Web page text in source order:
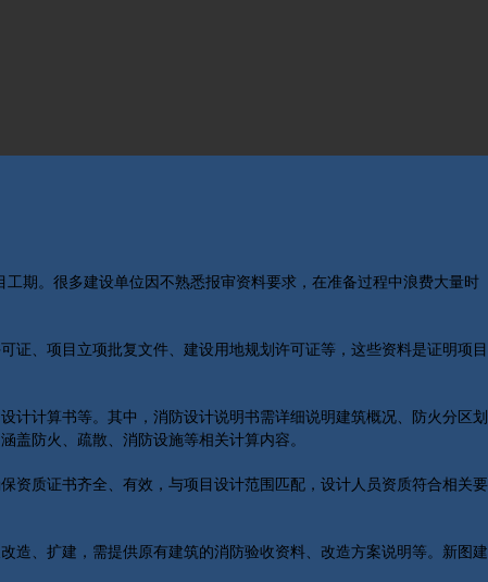
期。很多建设单位因不熟悉报审资料要求，在准备过程中浪费大量时
、项目立项批复文件、建设用地规划许可证等，这些资料是证明项目
计计算书等。其中，消防设计说明书需详细说明建筑概况、防火分区划
防火、疏散、消防设施等相关计算内容。
资质证书齐全、有效，与项目设计范围匹配，设计人员资质符合相关要
造、扩建，需提供原有建筑的消防验收资料、改造方案说明等。新图建